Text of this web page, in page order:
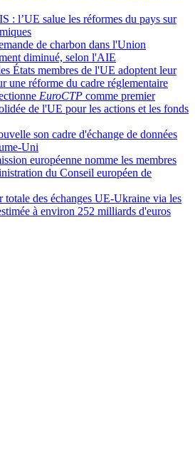
: l’UE salue les réformes du pays sur
de charbon dans l'Union
diminué, selon l'AIE
États membres de l'UE adoptent leur
une réforme du cadre réglementaire
EuroCTP comme premier
de l'UE pour les actions et les fonds
son cadre d'échange de données
Uni
européenne nomme les membres
du Conseil européen de
totale des échanges UE-Ukraine via les
à environ 252 milliards d'euros